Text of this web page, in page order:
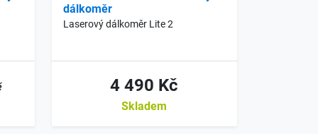
dálkoměr
Laserový dálkoměr Lite 2
4 490 Kč
Skladem